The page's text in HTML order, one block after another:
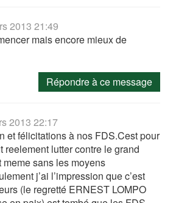
2013 21:49
mais encore mieux de
Répondre à ce message
2013 22:17
et félicitations à nos FDS.Cest pour
reelement lutter contre le grand
sans les moyens
j’ai l’impression que c’est
(le regretté ERNEST LOMPO